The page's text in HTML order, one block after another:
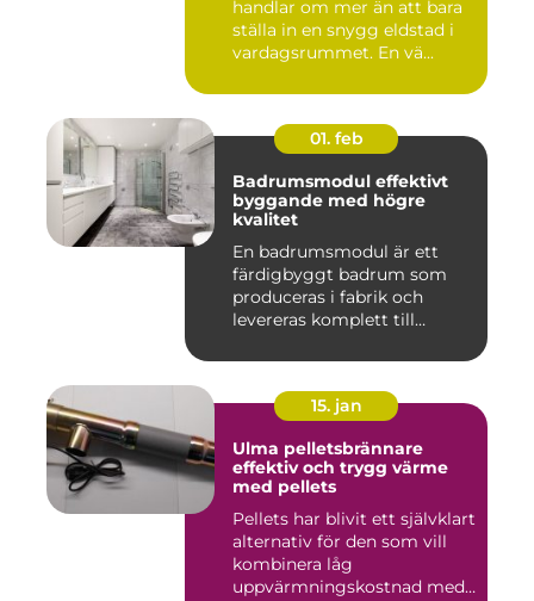
handlar om mer än att bara
ställa in en snygg eldstad i
vardagsrummet. En vä...
01. feb
Badrumsmodul effektivt
byggande med högre
kvalitet
En badrumsmodul är ett
färdigbyggt badrum som
produceras i fabrik och
levereras komplett till
15. jan
Ulma pelletsbrännare
effektiv och trygg värme
med pellets
Pellets har blivit ett självklart
alternativ för den som vill
kombinera låg
uppvärmningskostnad med